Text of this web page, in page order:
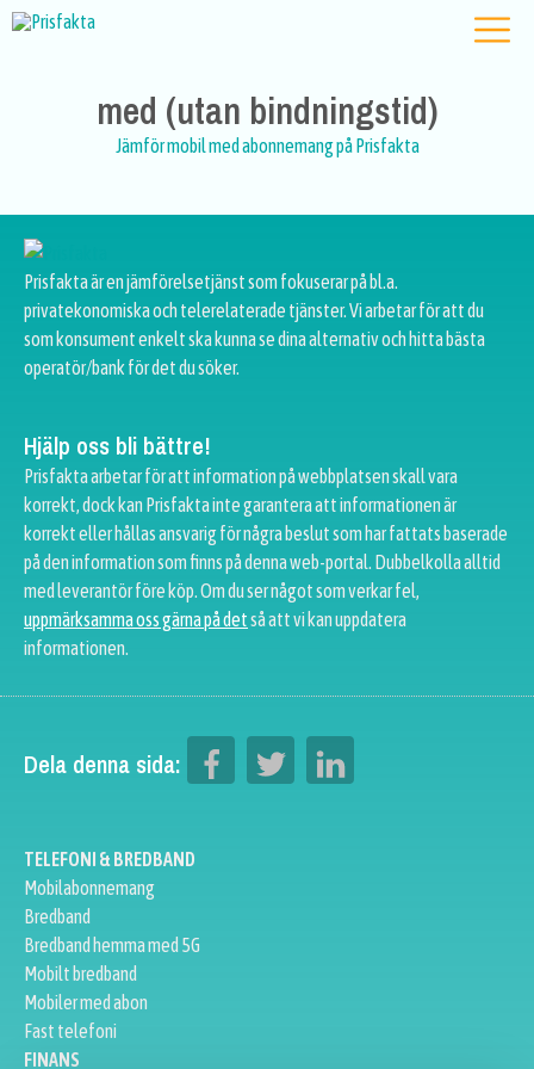
med (utan bindningstid)
Jämför mobil med abonnemang på Prisfakta
Prisfakta är en jämförelsetjänst som fokuserar på bl.a.
privatekonomiska och telerelaterade tjänster. Vi arbetar för att du
som konsument enkelt ska kunna se dina alternativ och hitta bästa
operatör/bank för det du söker.
Hjälp oss bli bättre!
Prisfakta arbetar för att information på webbplatsen skall vara
korrekt, dock kan Prisfakta inte garantera att informationen är
korrekt eller hållas ansvarig för några beslut som har fattats baserade
på den information som finns på denna web-portal. Dubbelkolla alltid
med leverantör före köp. Om du ser något som verkar fel,
uppmärksamma oss gärna på detså att vi kan uppdatera
informationen.
Dela denna sida:
TELEFONI & BREDBAND
Mobilabonnemang
Bredband
Bredband hemma med 5G
Mobilt bredband
Mobiler med abon
Fast telefoni
FINANS